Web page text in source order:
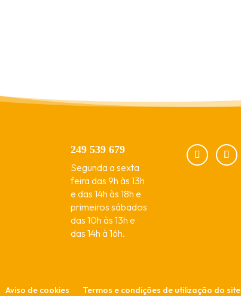
249 539 679
Segunda a sexta
feira das 9h às 13h
e das 14h às 18h e
primeiros sábados
das 10h às 13h e
das 14h à 16h.
Aviso de cookies Termos e condições de utilização do site